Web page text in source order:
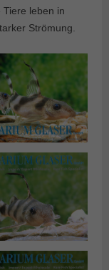
leben in
Strömung.